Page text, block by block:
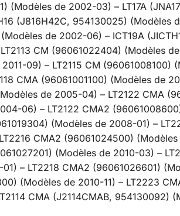
(Modèles de 2002-03) – LT17A
(J816H42C, 954130025) (Modèles
de 2002-06) – ICT19A
CM (96061022404) (Modèles
09) – LT2115 CM (96061008100)
CMA (96061001100) (Modèles de
de 2005-04) – LT2122 CMA
06) – LT2122 CMA2
(Modèles de 2008-01) –
CMA2 (96061024500)
(Modèles de 2010-03) –
– LT2218 CMA2 (96061026601)
(Modèles de 2010-11) – LT2223
CMA (J2114CMAB, 954130092)